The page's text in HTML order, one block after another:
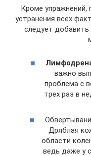
Кроме упражнений,
устранения всех
следует добавить
важно
проблема с
трех раз в
Дряблая
области
ведь даже у